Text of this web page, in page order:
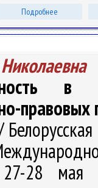
Подробнее
28 мая